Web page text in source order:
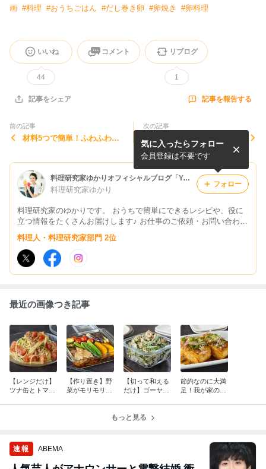
画 #料理 #おうちごはん #だし巻き卵 #卵焼き #卵料理
いいね
44
コメント リブログ
1
記事をシェア 記事を報告する
前の記事
材料5つで簡単！ふわふわ台
次の記事
【定番おかずレシピ】漬け込
み10分で柔らかジューシ
ー！豚の生姜焼きの作り方
料理研究家ゆかりオフィシャルブログ「Yukari's Kitchen おうちで簡単レシピ」Powered by Ameba
料理研究家ゆかり
料理研究家のゆかりです。 おうちで簡単にできるレシピや、役に
立つ情報をたくさんお届けします♪ お仕事のご依頼・お問い合わせ
はこちら→yukari@tamakara.com
気に入ったらフォロー
会員登録は不要です
フォロー
料理人・料理研究家部門 2位
最近の画像つき記事
【レンジだけ】
ツナ缶とトマト
【作り置き】野
菜がモリモリ食
【切って和える
だけ】ゴーヤの
食べられるツナ
節約なのに大満
足！我が家の
もっと見る
速報 ABEMA